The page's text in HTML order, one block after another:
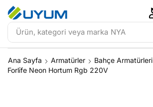
Ürün, kategori veya marka NYA
Ana Sayfa Armatürler
Bahçe Armatürleri
Forli̇fe Neon Hortum Rgb 220V